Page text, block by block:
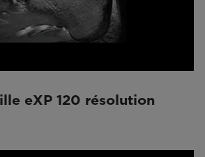
eXP 120 résolution